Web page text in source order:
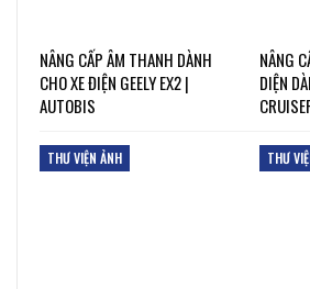
NÂNG CẤP ÂM THANH DÀNH
CHO XE ĐIỆN GEELY EX2 |
AUTOBIS
NÂNG
DIỆN
THƯ VIỆN ẢNH THƯ